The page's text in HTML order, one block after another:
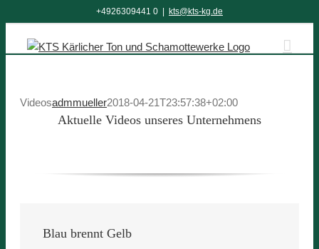
Inhalt
springen
+4926309441 0 kts@kts-kg.de
Videosadmmueller2018-04-21T23:57:38+02:00
Aktuelle Videos unseres Unternehmens
Blau brennt Gelb